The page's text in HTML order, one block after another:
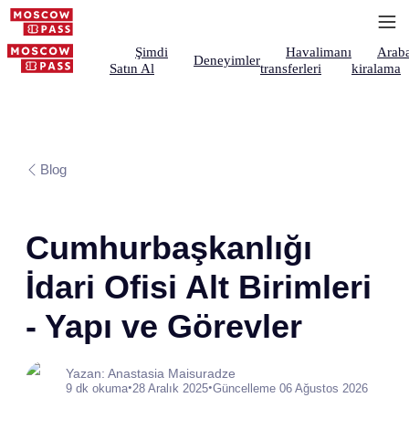
Şimdi
Satın Al
Deneyimler
Havalimanı
transferleri
kiralama
Blog
Cumhurbaşkanlığı
İdari Ofisi Alt Birimleri
- Yapı ve Görevler
Yazan: Anastasia Maisuradze
9 dk okuma•28 Aralık 2025•Güncelleme 06 Ağustos 2026